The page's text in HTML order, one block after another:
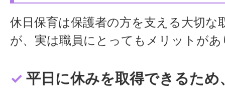
保育士という仕事は、子どもたちの成
られる本当にやりがいのある仕事だ
私自身60代になりましたが、毎日子
タイム勤務が難しい方も、まずはパ
休日保育は保護者の方を支える大切な
が、実は職員にとってもメリットが
✓ 平日に休みを取得できるため